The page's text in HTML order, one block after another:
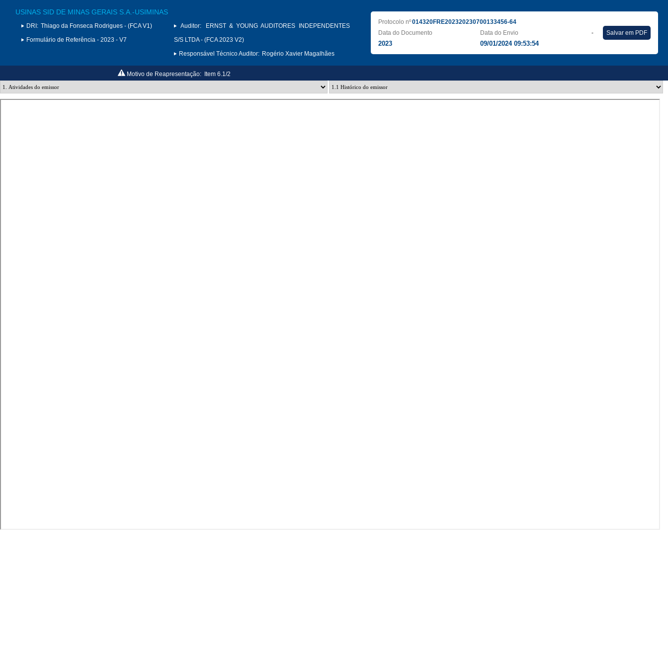
USINAS SID DE MINAS GERAIS S.A.-USIMINAS
DRI: Thiago da Fonseca Rodrigues - (FCA V1)
Formulário de Referência - 2023 - V7
Auditor:
ERNST & YOUNG AUDITORES INDEPENDENTES
S/S LTDA - (FCA 2023 V2)
Responsável Técnico Auditor: Rogério Xavier Magalhães
Protocolo nº014320FRE202320230700133456-64
Data do Documento
2023
Data do Envio
09/01/2024 09:53:54
- Salvar em PDF
Motivo de Reapresentação: Item 6.1/2